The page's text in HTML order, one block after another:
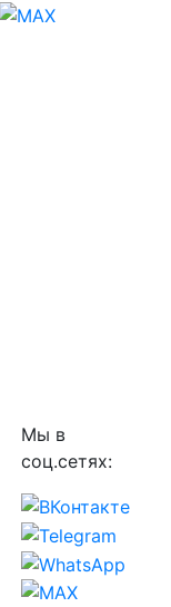
Мы в
соц.сетях: